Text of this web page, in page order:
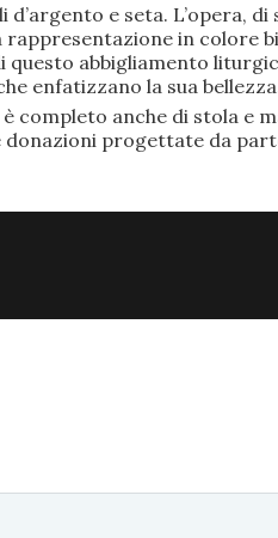
e seta. L’opera,
rappresentazione in colore
abbigliamento
enfatizzano la sua
completo anche di stola e
progettate da